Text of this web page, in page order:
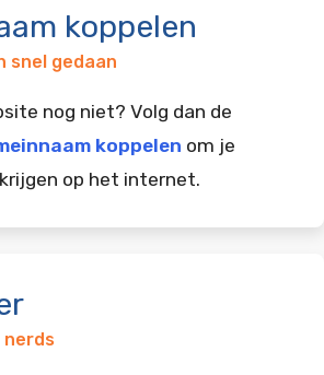
koppelen
snel gedaan
nog niet? Volg dan de
koppelen om je
op het internet.
nerds